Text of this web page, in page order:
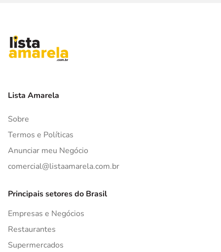
Lista Amarela
Sobre
Termos e Políticas
Anunciar meu Negócio
comercial@listaamarela.com.br
Principais setores do Brasil
Empresas e Negócios
Restaurantes
Supermercados